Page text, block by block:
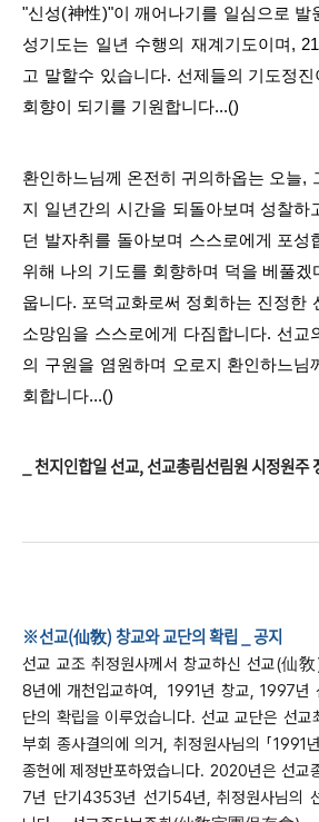
"신성(神性)"이 깨어나기를 일심으로 발
성기도는 일년 수행의 재계기도이며,
고 말할수 있습니다. 선제들의 기도정
회향이 되기를 기원합니다...()
환인하느님께 온전히 귀의하옵는 오늘,
지 일년간의 시간을 되돌아보며 성찰하
던 발자취를 돌아보며 스스로에게 포성
위해 나의 기도를 회향하며 덕을 베풀겠
웁니다. 포덕교화로써 정회하는 진정한
소망임을 스스로에게 다짐합니다. 선교
의 구원을 염원하며 오로지 환인하느님
회합니다...()
_ 천지인합일 선교, 선교총림선림원 시정원주
※선교(仙敎) 창교와 교단의 확립 _ 공지
선교 교조 취정원사께서 창교하신 선교(仙
8년에 개천입교하여, 1991년 창교, 1997년
단의 확립을 이루었습니다. 선교 교단은 선교
부회 종사결의에 의거, 취정원사님의 「1991
종헌에 제정반포하였습니다. 2020년은 선교
7년 단기4353년 선기54년, 취정원사님의